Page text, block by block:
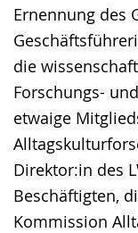
Ernennung des
die
Forschungs-
etwaige
Direktor:in des
Beschäftigten,
Kommission